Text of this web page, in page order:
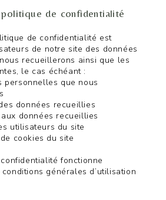
de confidentialité
de confidentialité est
de notre site des données
recueillerons ainsi que les
le cas échéant :
personnelles que nous
données recueillies
données recueillies
utilisateurs du site
cookies du site
fonctionne
générales d’utilisation